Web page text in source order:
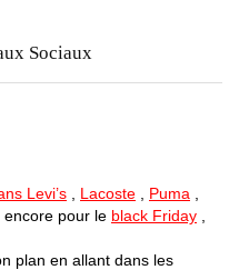
Sociaux
Levi’s Lacoste Puma
encore pour le black Friday
plan en allant dans les